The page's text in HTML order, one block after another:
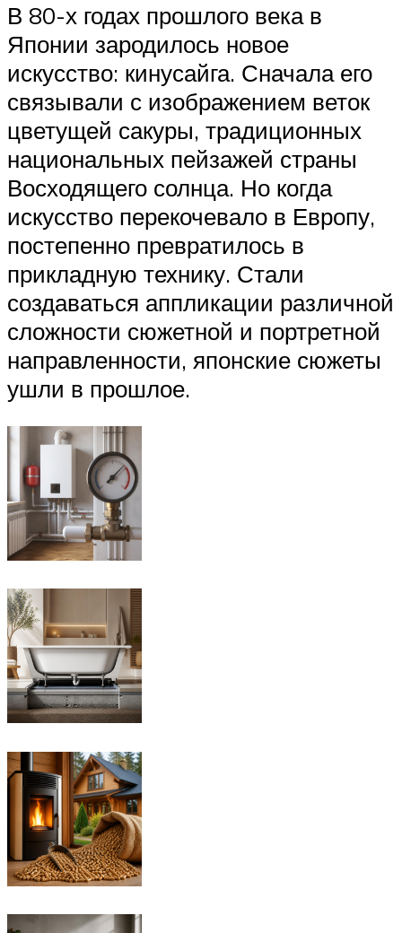
В 80-х годах прошлого века в
Японии зародилось новое
искусство: кинусайга. Сначала его
связывали с изображением веток
цветущей сакуры, традиционных
национальных пейзажей страны
Восходящего солнца. Но когда
искусство перекочевало в Европу,
постепенно превратилось в
прикладную технику. Стали
создаваться аппликации различной
сложности сюжетной и портретной
направленности, японские сюжеты
ушли в прошлое.